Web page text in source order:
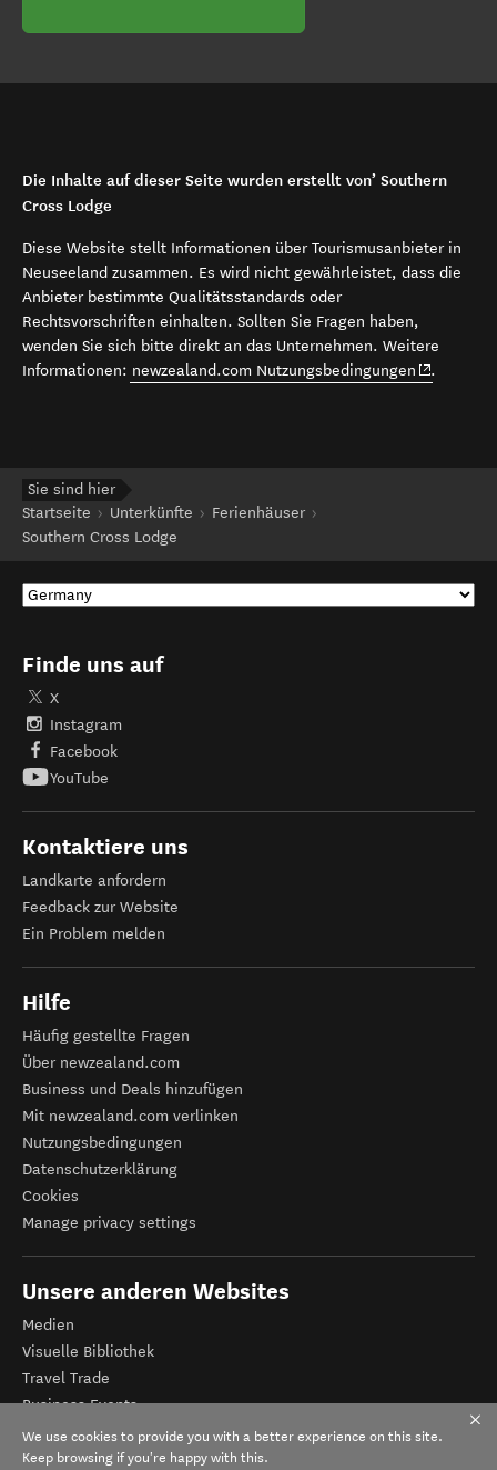
Die Inhalte auf dieser Seite wurden erstellt von’ Southern
Cross Lodge
Diese Website stellt Informationen über Tourismusanbieter in
Neuseeland zusammen. Es wird nicht gewährleistet, dass die
Anbieter bestimmte Qualitätsstandards oder
Rechtsvorschriften einhalten. Sollten Sie Fragen haben,
wenden Sie sich bitte direkt an das Unternehmen. Weitere
Informationen: newzealand.com Nutzungsbedingungen (opens in
.
Sie sind hier
Startseite
Unterkünfte
Ferienhäuser
Southern Cross Lodge
Finde uns auf
X
Instagram
Facebook
YouTube
Kontaktiere uns
Landkarte anfordern
Feedback zur Website
Ein Problem melden
Hilfe
Häufig gestellte Fragen
Über newzealand.com
Business und Deals hinzufügen
Mit newzealand.com verlinken
Nutzungsbedingungen
Datenschutzerklärung
Cookies
Manage privacy settings
Unsere anderen Websites
Medien
Visuelle Bibliothek
Travel Trade
Business Events
Tourismus Neuseeland
Veranstalter-Registrierung
We use cookies to provide you with a better experience on this site.
Keep browsing if you're happy with this.